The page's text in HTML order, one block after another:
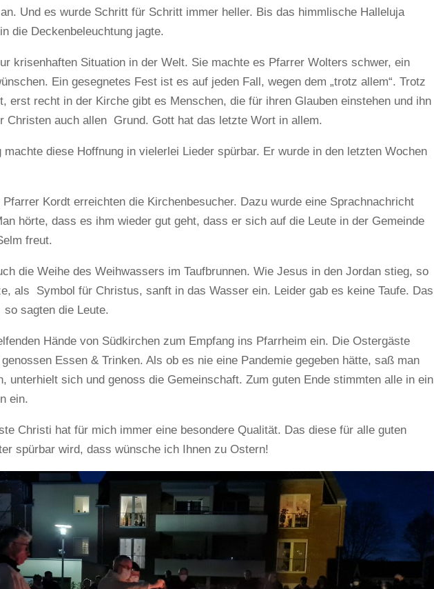
Und es wurde Schritt für Schritt immer heller. Bis das himmlische Halleluja
die Deckenbeleuchtung jagte.
krisenhaften Situation in der Welt. Sie machte es Pfarrer Wolters schwer, ein
Ein gesegnetes Fest ist es auf jeden Fall, wegen dem „trotz allem“. Trotz
erst recht in der Kirche gibt es Menschen, die für ihren Glauben einstehen und ihn
Christen auch allen Grund. Gott hat das letzte Wort in allem.
machte diese Hoffnung in vielerlei Lieder spürbar. Er wurde in den letzten Wochen
Pfarrer Kordt erreichten die Kirchenbesucher. Dazu wurde eine Sprachnachricht
hörte, dass es ihm wieder gut geht, dass er sich auf die Leute in der Gemeinde
freut.
die Weihe des Weihwassers im Taufbrunnen. Wie Jesus in den Jordan stieg, so
als Symbol für Christus, sanft in das Wasser ein. Leider gab es keine Taufe. Das
sagten die Leute.
Hände von Südkirchen zum Empfang ins Pfarrheim ein. Die Ostergäste
Essen & Trinken. Als ob es nie eine Pandemie gegeben hätte, saß man
unterhielt sich und genoss die Gemeinschaft. Zum guten Ende stimmten alle in ein
ein.
Christi hat für mich immer eine besondere Qualität. Das diese für alle guten
spürbar wird, dass wünsche ich Ihnen zu Ostern!